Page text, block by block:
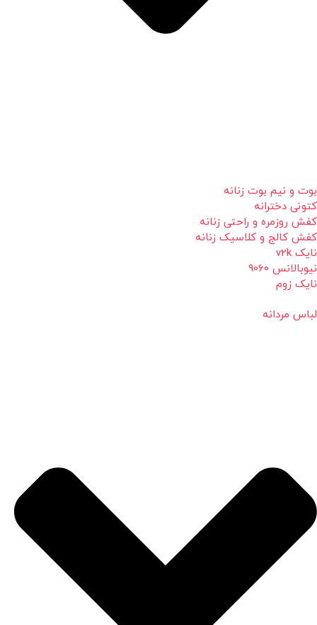
بوت و نیم بوت زنانه
کتونی دخترانه
کفش روزمره و راحتی زنانه
کفش کالج و کلاسیک زنانه
نایک v2k
نیوبالانس 9060
نایک زوم
لباس مردانه